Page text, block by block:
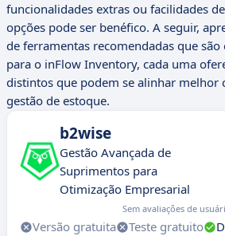
funcionalidades extras ou facilidades
opções pode ser benéfico. A seguir,
de ferramentas recomendadas que
para o inFlow Inventory, cada uma
distintos que podem se alinhar melhor
gestão de estoque.
b2wise
Gestão Avançada de
Suprimentos para
Otimização Empresarial
Sem avaliações de
Versão gratuita Teste gratuito